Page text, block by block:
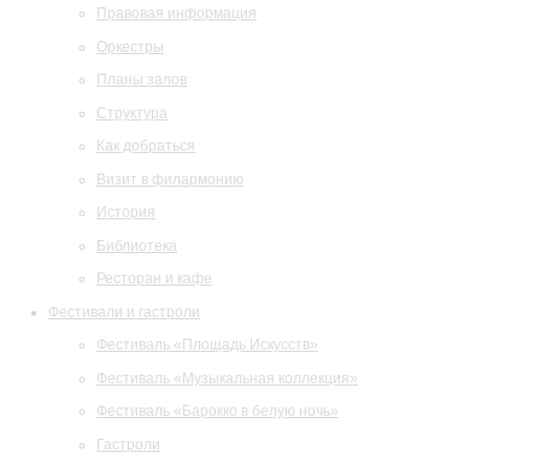
Правовая информация
Оркестры
Планы залов
Структура
Как добраться
Визит в филармонию
История
Библиотека
Ресторан и кафе
Фестивали и гастроли
Фестиваль «Площадь Искусств»
Фестиваль «Музыкальная коллекция»
Фестиваль «Барокко в белую ночь»
Гастроли